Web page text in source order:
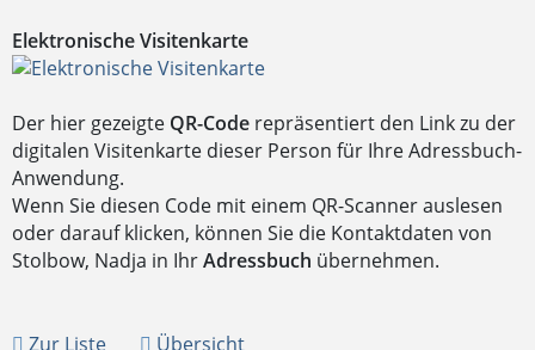
Elektronische Visitenkarte
Der hier gezeigte QR-Code repräsentiert den Link zu der
digitalen Visitenkarte dieser Person für Ihre Adressbuch-
Anwendung.
Wenn Sie diesen Code mit einem QR-Scanner auslesen
oder darauf klicken, können Sie die Kontaktdaten von
Stolbow, Nadja in IhrAdressbuch übernehmen.
Zur Liste Übersicht